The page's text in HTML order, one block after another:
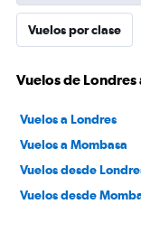
Vuelos por clase
Vuelos de Londres
Vuelos a Londres
Vuelos a Mombasa
Vuelos desde
Vuelos desde